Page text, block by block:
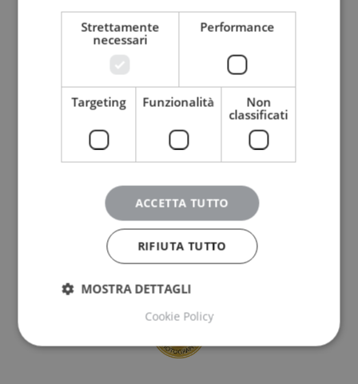
Strettamente
necessari
Performance
Targeting Funzionalità
Non
classificati
ACCETTA TUTTO
RIFIUTA TUTTO
MOSTRA DETTAGLI
Strettamente necessari
Cookie Policy